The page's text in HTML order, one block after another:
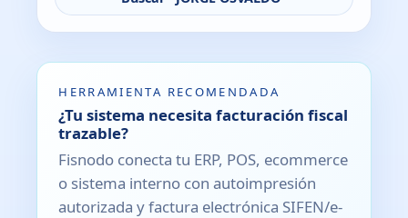
HERRAMIENTA RECOMENDADA
¿Tu sistema necesita facturación fiscal
trazable?
Fisnodo conecta tu ERP, POS, ecommerce
o sistema interno con autoimpresión
autorizada y factura electrónica SIFEN/e-